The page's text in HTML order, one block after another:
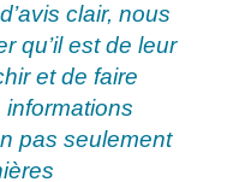
clair, nous
qu’il est de leur
et de faire
pas seulement